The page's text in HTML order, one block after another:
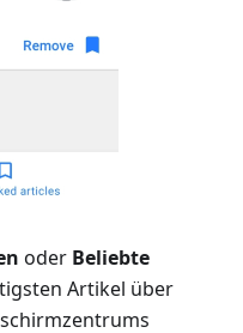
oder Beliebte
Artikel über